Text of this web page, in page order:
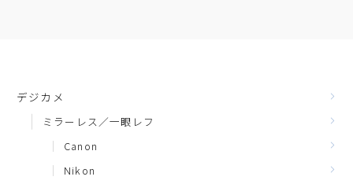
デジカメ
ミラーレス／一眼レフ
Canon
Nikon